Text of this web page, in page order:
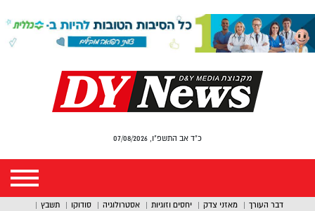
כ"ד אב התשפ"ו, 07/08/2026
דבר העורך מאזני צדק יחסים וזוגיות אסטרולוגיה סודוקו תשבץ